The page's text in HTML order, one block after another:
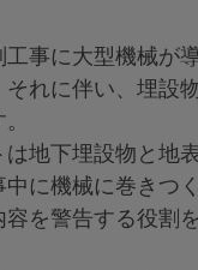
事に大型機械が
それに伴い、埋設
地下埋設物と地
中に機械に巻きつ
を警告する役割